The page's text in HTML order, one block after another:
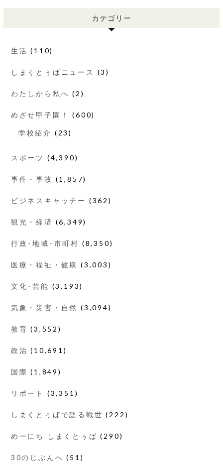
カテゴリー
生活 (110)
しまくとぅばニュース (3)
わたしから私へ (2)
めざせ甲子園！ (600)
学校紹介 (23)
スポーツ (4,390)
事件・事故 (1,857)
ビジネスキャッチー (362)
観光・経済 (6,349)
行政･地域･市町村 (8,350)
医療・福祉・健康 (3,003)
文化･芸能 (3,193)
気象・災害・自然 (3,094)
教育 (3,552)
政治 (10,691)
国際 (1,849)
リポート (3,351)
しまくとぅばで語る戦世 (222)
めーにち しまくとぅば (290)
30のじぶんへ (51)